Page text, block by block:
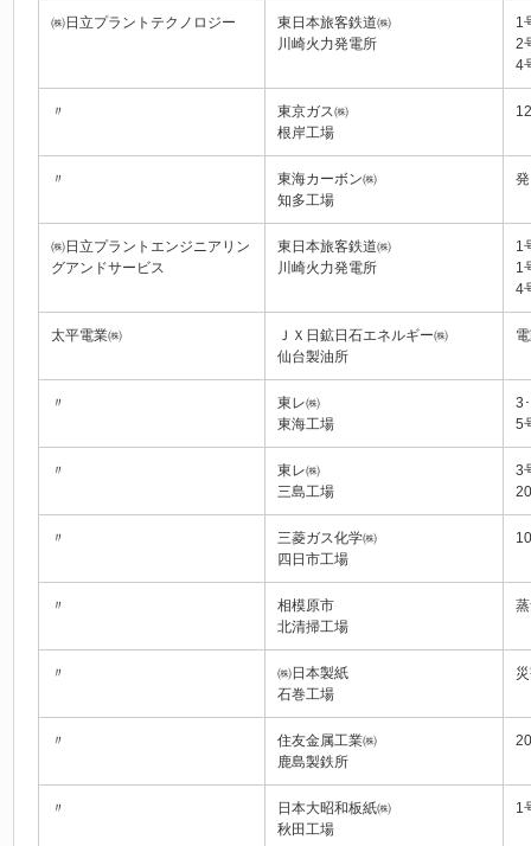
㈱日立プラントテクノロジー
東日本旅客鉄道㈱
川崎火力発電所
1
2
4
〃
東京ガス㈱
根岸工場
〃
東海カーボン㈱
知多工場
㈱日立プラントエンジニアリン
グアンドサービス
東日本旅客鉄道㈱
川崎火力発電所
1
1
4
太平電業㈱
ＪＸ日鉱日石エネルギー㈱
仙台製油所
〃
東レ㈱
東海工場
3
5
〃
東レ㈱
三島工場
3
〃
三菱ガス化学㈱
四日市工場
〃
相模原市
北清掃工場
〃
㈱日本製紙
石巻工場
〃
住友金属工業㈱
鹿島製鉄所
〃
日本大昭和板紙㈱
秋田工場
1